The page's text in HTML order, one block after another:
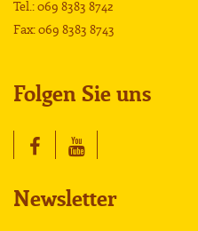
Tel.: 069 8383 8742
Fax: 069 8383 8743
Folgen Sie uns
Newsletter